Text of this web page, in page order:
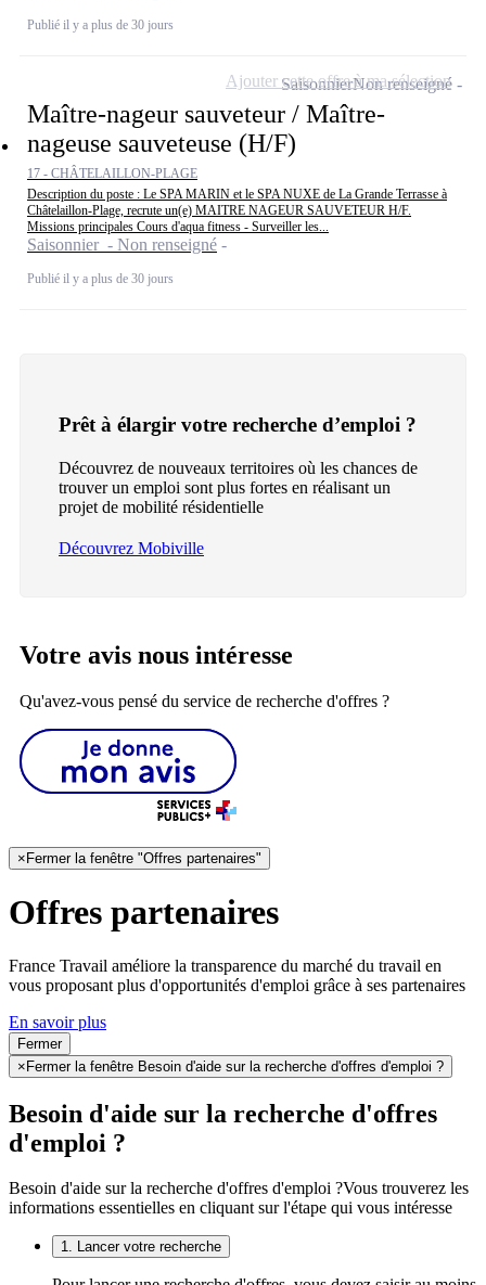
Publié il y a plus de 30 jours
Maître-nageur sauveteur / Maître-
nageuse sauveteuse (H/F)
17 - CHÂTELAILLON-PLAGE
Description du poste : Le SPA MARIN et le SPA NUXE de La Grande Terrasse à
Châtelaillon-Plage, recrute un(e) MAITRE NAGEUR SAUVETEUR H/F.
Missions principales Cours d'aqua fitness - Surveiller les...
Saisonnier - Non renseigné
Publié il y a plus de 30 jours
SaisonnierNon renseigné
Ajouter cette offre à ma sélection
Prêt à élargir votre recherche d’emploi ?
Découvrez de nouveaux territoires où les chances de
trouver un emploi sont plus fortes en réalisant un
projet de mobilité résidentielle
Découvrez Mobiville
Votre avis nous intéresse
Qu'avez-vous pensé du service de recherche d'offres ?
× Fermer la fenêtre "Offres partenaires"
Offres partenaires
France Travail améliore la transparence du marché du travail en
vous proposant plus d'opportunités d'emploi grâce à ses partenaires
En savoir plus
Fermer
×Fermer la fenêtre Besoin d'aide sur la recherche d'offres d'emploi ?
Besoin d'aide sur la recherche d'offres
d'emploi ?
Besoin d'aide sur la recherche d'offres d'emploi ?Vous trouverez les
informations essentielles en cliquant sur l'étape qui vous intéresse
1. Lancer votre recherche